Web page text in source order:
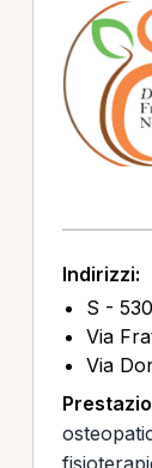
Indirizzi:
S -
Via
Via